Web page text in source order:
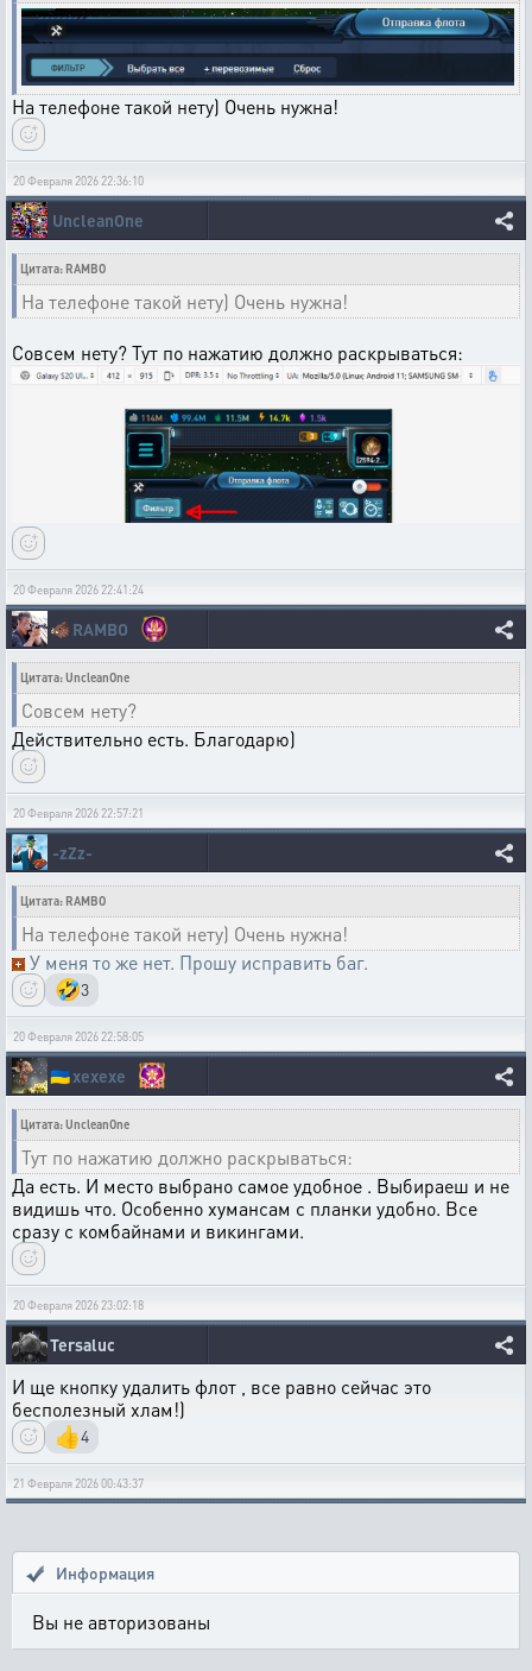
На телефоне такой нету) Очень нужна!
20 Февраля 2026 22:36:10
UncleanOne
Цитата: RAMBO
На телефоне такой нету) Очень нужна!
Совсем нету? Тут по нажатию должно раскрываться:
20 Февраля 2026 22:41:24
🐗 RAMBO
Цитата: UncleanOne
Совсем нету?
Действительно есть. Благодарю)
20 Февраля 2026 22:57:21
-zZz-
Цитата: RAMBO
На телефоне такой нету) Очень нужна!
У меня то же нет. Прошу исправить баг.
🤣3
20 Февраля 2026 22:58:05
🇺🇦xexexe
Цитата: UncleanOne
Тут по нажатию должно раскрываться:
Да есть. И место выбрано самое удобное . Выбираеш и не
видишь что. Особенно хумансам с планки удобно. Все
сразу с комбайнами и викингами.
20 Февраля 2026 23:02:18
Tersaluc
И ще кнопку удалить флот , все равно сейчас это
бесполезный хлам!)
👍4
21 Февраля 2026 00:43:37
Информация
Вы не авторизованы